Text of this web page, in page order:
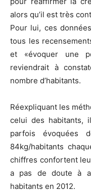
alors qu’il est très
Pour lui, ces
tous les
et «évoquer une
reviendrait à
nombre d’habitants.
Réexpliquant les
celui des habitants,
parfois évoquées
84kg/habitants
chiffres confortent
a pas de doute à
habitants en 2012.